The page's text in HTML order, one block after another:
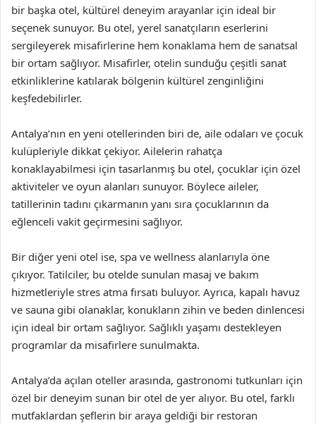
bir başka otel, kültürel deneyim arayanlar için ideal bir
seçenek sunuyor. Bu otel, yerel sanatçıların eserlerini
sergileyerek misafirlerine hem konaklama hem de sanatsal
bir ortam sağlıyor. Misafirler, otelin sunduğu çeşitli sanat
etkinliklerine katılarak bölgenin kültürel zenginliğini
keşfedebilirler.
Antalya’nın en yeni otellerinden biri de, aile odaları ve çocuk
kulüpleriyle dikkat çekiyor. Ailelerin rahatça
konaklayabilmesi için tasarlanmış bu otel, çocuklar için özel
aktiviteler ve oyun alanları sunuyor. Böylece aileler,
tatillerinin tadını çıkarmanın yanı sıra çocuklarının da
eğlenceli vakit geçirmesini sağlıyor.
Bir diğer yeni otel ise, spa ve wellness alanlarıyla öne
çıkıyor. Tatilciler, bu otelde sunulan masaj ve bakım
hizmetleriyle stres atma fırsatı buluyor. Ayrıca, kapalı havuz
ve sauna gibi olanaklar, konukların zihin ve beden dinlencesi
için ideal bir ortam sağlıyor. Sağlıklı yaşamı destekleyen
programlar da misafirlere sunulmakta.
Antalya’da açılan oteller arasında, gastronomi tutkunları için
özel bir deneyim sunan bir otel de yer alıyor. Bu otel, farklı
mutfaklardan şeflerin bir araya geldiği bir restoran